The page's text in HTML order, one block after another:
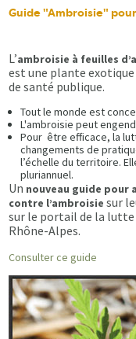
Guide "Ambroisie"
L’ambroisie à feuilles
est une plante exotique
de santé publique.
Tout le monde est
L'ambroisie peut
Pour être efficace, la
changements de
l’échelle du territoire.
pluriannuel.
Un nouveau guide
contre l’ambroisie sur
sur le portail de la
Rhône-Alpes.
Consulter ce guide